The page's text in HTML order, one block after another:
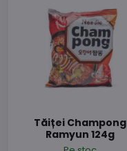
Tăiței Champong
Ramyun 124g